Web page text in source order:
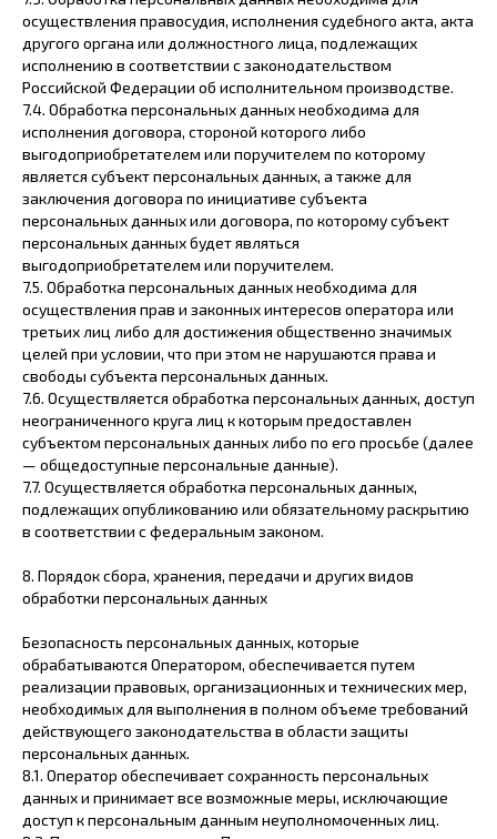
осуществления правосудия, исполнения судебного акта, акта
другого органа или должностного лица, подлежащих
исполнению в соответствии с законодательством
Российской Федерации об исполнительном производстве.
7.4. Обработка персональных данных необходима для
исполнения договора, стороной которого либо
выгодоприобретателем или поручителем по которому
является субъект персональных данных, а также для
заключения договора по инициативе субъекта
персональных данных или договора, по которому субъект
персональных данных будет являться
выгодоприобретателем или поручителем.
7.5. Обработка персональных данных необходима для
осуществления прав и законных интересов оператора или
третьих лиц либо для достижения общественно значимых
целей при условии, что при этом не нарушаются права и
свободы субъекта персональных данных.
7.6. Осуществляется обработка персональных данных, доступ
неограниченного круга лиц к которым предоставлен
субъектом персональных данных либо по его просьбе (далее
— общедоступные персональные данные).
7.7. Осуществляется обработка персональных данных,
подлежащих опубликованию или обязательному раскрытию
в соответствии с федеральным законом.
8. Порядок сбора, хранения, передачи и других видов
обработки персональных данных
Безопасность персональных данных, которые
обрабатываются Оператором, обеспечивается путем
реализации правовых, организационных и технических мер,
необходимых для выполнения в полном объеме требований
действующего законодательства в области защиты
персональных данных.
8.1. Оператор обеспечивает сохранность персональных
данных и принимает все возможные меры, исключающие
доступ к персональным данным неуполномоченных лиц.